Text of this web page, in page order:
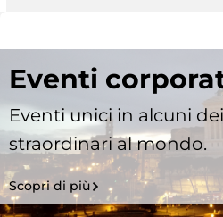
Eventi
Eventi unici in alcuni
straordinari al mondo.
Scopri di più